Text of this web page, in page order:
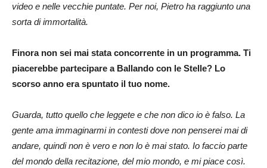
video e nelle vecchie puntate. Per noi, Pietro ha raggiunto una
sorta di immortalità.
Finora non sei mai stata concorrente in un programma. Ti
piacerebbe partecipare a Ballando con le Stelle? Lo
scorso anno era spuntato il tuo nome.
Guarda, tutto quello che leggete e che non dico io è falso. La
gente ama immaginarmi in contesti dove non penserei mai di
andare, quindi non è vero e non lo è mai stato. Io faccio parte
del mondo della recitazione, del mio mondo, e mi piace così.